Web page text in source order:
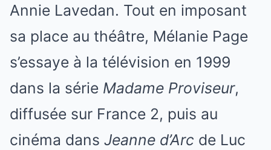
Annie Lavedan. Tout en imposant
sa place au théâtre, Mélanie Page
s’essaye à la télévision en 1999
dans la série Madame Proviseur,
diffusée sur France 2, puis au
cinéma dans Jeanne d’Arc de Luc